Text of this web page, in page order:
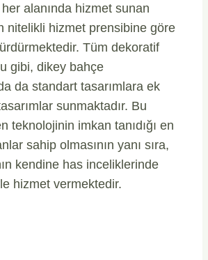
alanında hizmet sunan
nitelikli hizmet prensibine göre
Tüm dekoratif
gibi, dikey bahçe
da standart tasarımlara ek
sunmaktadır. Bu
teknolojinin imkan tanıdığı en
sahip olmasının yanı sıra,
kendine has inceliklerinde
hizmet vermektedir.